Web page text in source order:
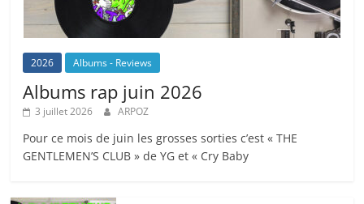
2026 Albums - Reviews
Albums rap juin 2026
3 juillet 2026 ARPOZ
Pour ce mois de juin les grosses sorties c’est « THE
GENTLEMEN’S CLUB » de YG et « Cry Baby